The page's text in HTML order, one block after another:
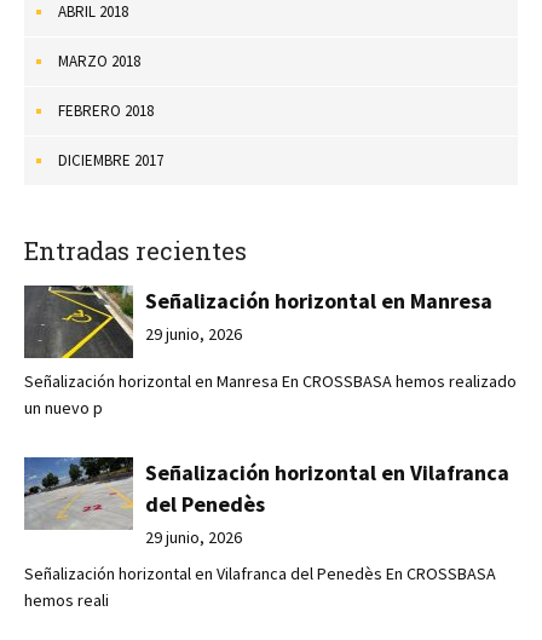
ABRIL 2018
MARZO 2018
FEBRERO 2018
DICIEMBRE 2017
Entradas recientes
Señalización horizontal en Manresa
29 junio, 2026
Señalización horizontal en Manresa En CROSSBASA hemos realizado
un nuevo p
Señalización horizontal en Vilafranca
del Penedès
29 junio, 2026
Señalización horizontal en Vilafranca del Penedès En CROSSBASA
hemos reali